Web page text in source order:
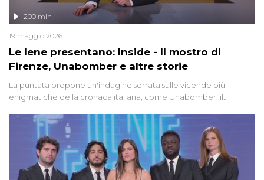
Le Iene presentano: Inside - Il mostro di
Firenze, Unabomber e altre storie
200 min
19 maggio 2026
La puntata propone un'indagine serrata sulle vicende più
enigmatiche della cronaca italiana, come Unabomber: il
'90 e il 2000 che, inquietantemente, potrebbe essere ancora in
libertà. Lo speciale affronta inoltre le zone d'ombra sul Mostro di
Firenze, le cui responsabilità appaiono ancora oggi avvolte in un
groviglio di dubbi mai chiariti. Nel corso dello speciale anche
l'intervista inedita a Olindo Romano, realizzata ne...